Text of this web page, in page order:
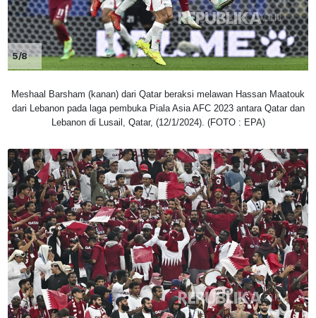
5/8
Meshaal Barsham (kanan) dari Qatar beraksi melawan Hassan Maatouk
dari Lebanon pada laga pembuka Piala Asia AFC 2023 antara Qatar dan
Lebanon di Lusail, Qatar, (12/1/2024). (FOTO : EPA)